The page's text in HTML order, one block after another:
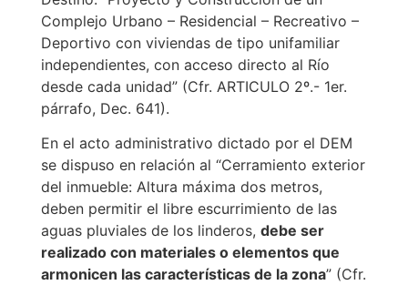
Complejo Urbano – Residencial – Recreativo –
Deportivo con viviendas de tipo unifamiliar
independientes, con acceso directo al Río
desde cada unidad” (Cfr. ARTICULO 2º.- 1er.
párrafo, Dec. 641).
En el acto administrativo dictado por el DEM
se dispuso en relación al “Cerramiento exterior
del inmueble: Altura máxima dos metros,
deben permitir el libre escurrimiento de las
aguas pluviales de los linderos, debe ser
realizado con materiales o elementos que
armonicen las características de la zona” (Cfr.